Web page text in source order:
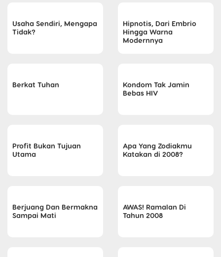
Usaha Sendiri, Mengapa
Tidak?
Hipnotis, Dari Embrio
Hingga Warna
Modernnya
Berkat Tuhan
Kondom Tak Jamin
Bebas HIV
Profit Bukan Tujuan
Utama
Apa Yang Zodiakmu
Katakan di 2008?
Berjuang Dan Bermakna
Sampai Mati
AWAS! Ramalan Di
Tahun 2008